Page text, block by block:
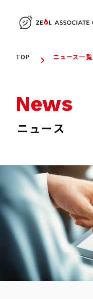
TOP ニュース一覧
News
ニュース